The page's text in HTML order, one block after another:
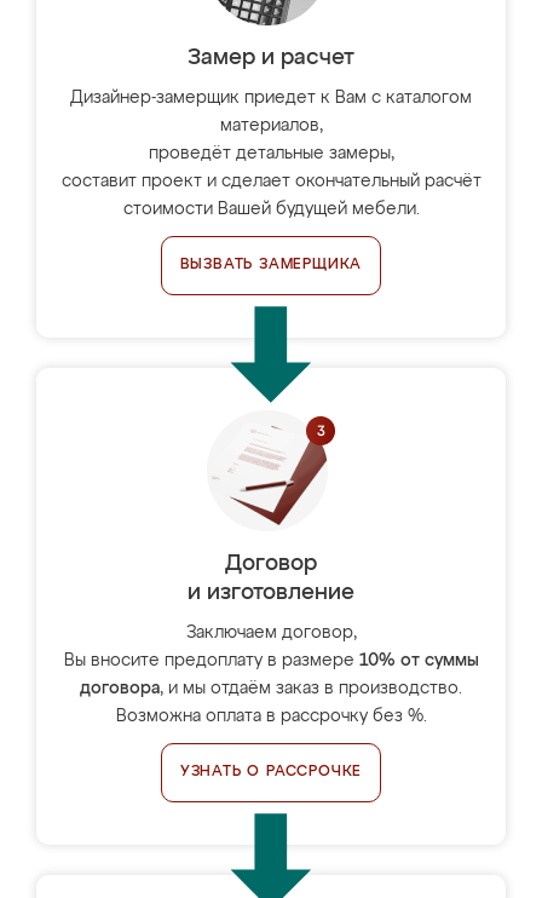
Замер и расчет
Дизайнер-замерщик приедет к Вам с каталогом
материалов,
проведёт детальные замеры,
составит проект и сделает окончательный расчёт
стоимости Вашей будущей мебели.
ВЫЗВАТЬ ЗАМЕРЩИКА
Договор
и изготовление
Заключаем договор,
Вы вносите предоплату в размере 10% от суммы
договора, и мы отдаём заказ в производство.
Возможна оплата в рассрочку без %.
УЗНАТЬ О РАССРОЧКЕ